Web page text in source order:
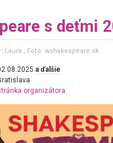
s deťmi
Laura , Foto: wshakespeare.sk
a ďalšie
organizátora